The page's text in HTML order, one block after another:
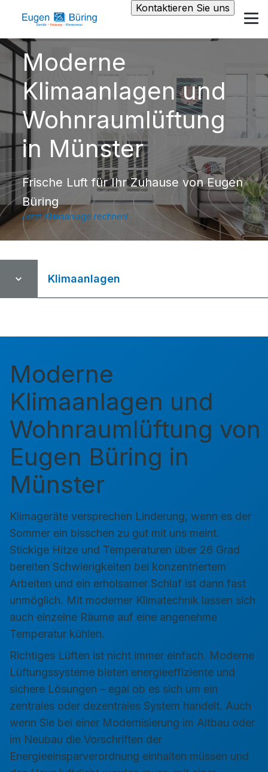
Kontaktieren Sie uns
Moderne
Klimaanlagen und
Wohnraumlüftung
in Münster
Frische Luft für Ihr Zuhause von Eugen
Büring
Jetzt Klimaanlage rechnen!
Klimaanlagen
Moderne
Klimaanlagen und
Wohnraumlüftung von
Eugen Büring in
Münster
Klimageräte versprechen Linderung, wenn es der
Sommer ein bisschen zu gut mit uns meint.
Stickige Hitze und Temperaturen über 26 Grad
bereiten Schwierigkeiten bei konzentriertem
Arbeiten und ein erholsamer Schlaf ist dann fast
unmöglich. Mit moderner Klimatechnik lassen sich
auch einzelne Räume auf eine angenehme
Temperatur kühlen.
Richtiges Lüften ist nicht immer einfach. Moderne
Lüftungssysteme bieten energieeffiziente und
sichere Lösungen – egal ob es sich um ein
zentrales oder dezentrales System handelt. Auch
wenn Sie bei einer Modernisierung im Altbau oder
im Neubau die Vorschriften der
Energieeinsparverordnung einhalten müssen und